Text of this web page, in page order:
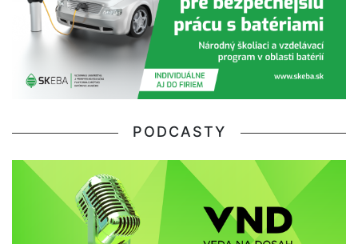
PODCASTY